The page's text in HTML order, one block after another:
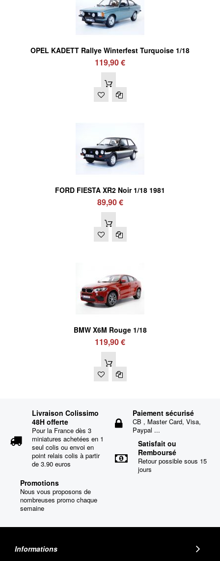
OPEL KADETT Rallye Winterfest Turquoise 1/18
119,90 €
FORD FIESTA XR2 Noir 1/18 1981
89,90 €
BMW X6M Rouge 1/18
119,90 €
Livraison Colissimo
48H offerte
Pour la France dès 3
miniatures achetées en 1
seul colis ou envoi en
point relais colis à partir
de 3.90 euros
Paiement sécurisé
CB , Master Card, Visa,
Paypal ...
Satisfait ou
Remboursé
Retour possible sous 15
jours
Promotions
Nous vous proposons de
nombreuses promo chaque
semaine
Informations